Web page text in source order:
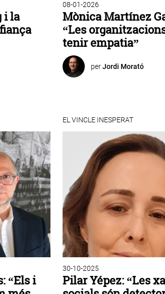
i la
08-01-2026
Mònica Martínez
“Les
tenir empatia”
perJordi Morató
“Els i
EL VINCLE INESPERAT
30-10-2025
Pilar Yépez: “Les